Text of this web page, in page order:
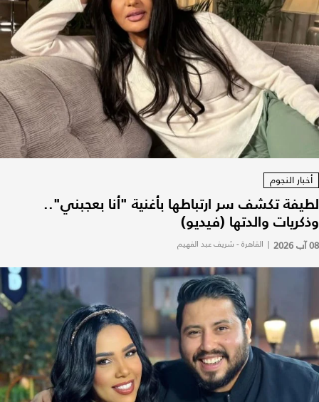
أخبار النجوم
لطيفة تكشف سر ارتباطها بأغنية "أنا بعجبني"..
وذكريات والدتها (فيديو)
08 آب 2026 | القاهرة - شريف عبد الفهيم